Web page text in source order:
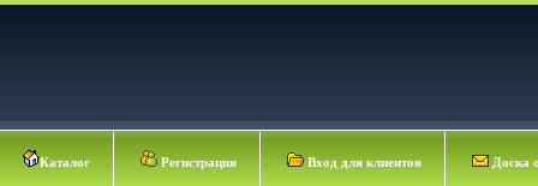
Каталог Регистрация Вход для клиентов Доска